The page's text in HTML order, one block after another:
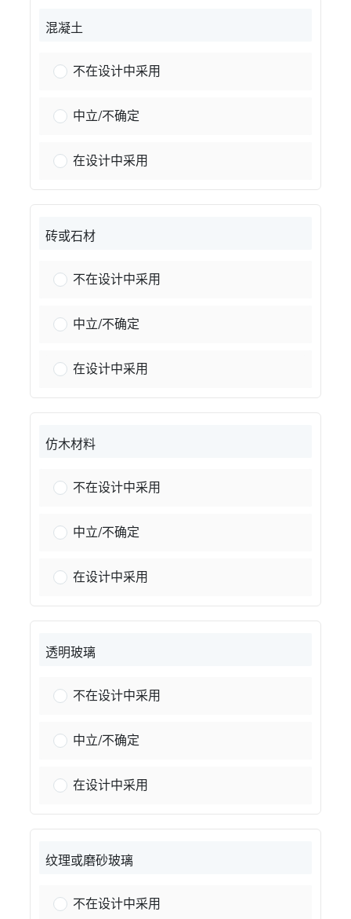
混凝土
具体的：
不在设计中采用
具体的：
中立/不确定
具体的：
在设计中采用
砖或石材
砖或石：
不在设计中采用
砖或石：
中立/不确定
砖或石：
在设计中采用
仿木材料
木质材料：
不在设计中采用
木质材料：
中立/不确定
木质材料：
在设计中采用
透明玻璃
透明玻璃：
不在设计中采用
透明玻璃：
中立/不确定
透明玻璃：
在设计中采用
纹理或磨砂玻璃
纹理玻璃或不透明玻璃：
不在设计中采用